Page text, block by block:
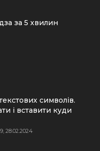
за 5 хвилин
символів.
і вставити куди
28.02.2024